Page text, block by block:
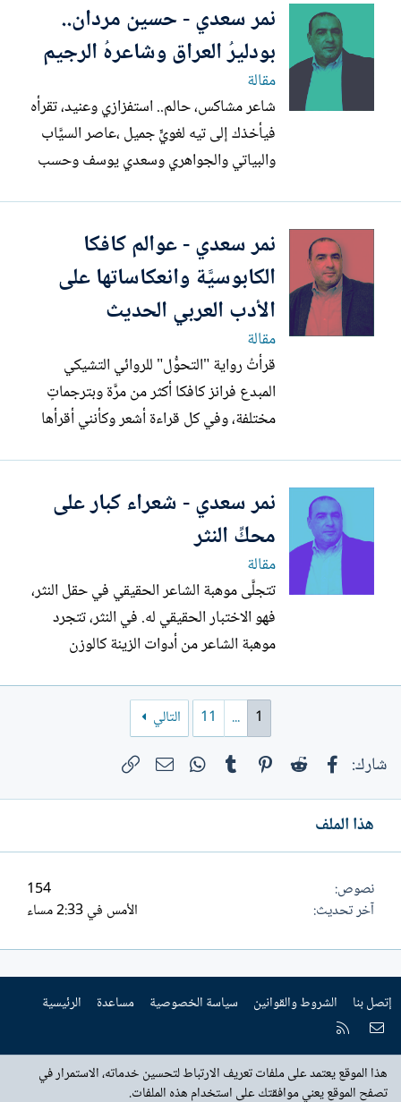
مرقَّمة بالأرقام اليونانية. منها سيرةُ الضلِّيل،
كأن قصائدي ريح، أجمل الناجيات من الحب،
سراب...
نمر سعدي - حسين مردان..
بودليرُ العراق وشاعرهُ الرجيم
مقالة
شاعر مشاكس، حالم.. استفزازي وعنيد، تقرأه
فيأخذك إلى تيه لغويٍّ جميل ،عاصر السيَّاب
والبياتي والجواهري وسعدي يوسف وحسب
وجريئة، تحركها الأشواق ويدفعها الغموض
والحب واللهفة، تميز بنثره المرَّكز الذي يأخذك
إلى سماوات القلق...
نمر سعدي - عوالم كافكا
الكابوسيَّة وانعكاساتها على
الأدب العربي الحديث
مقالة
قرأتُ رواية "التحوُّل" للروائي التشيكي
المبدع فرانز كافكا أكثر من مرَّة وبترجماتٍ
مختلفة، وفي كل قراءة أشعر وكأنني أقرأها
الروائي الكولمبي الرائع غابرييل غارسيا
ماركيز بمطلعها المدهش، وأتماهى مع ذكريات
بعيدة...
نمر سعدي - شعراء كبار على
محكِّ النثر
مقالة
تتجلَّى موهبة الشاعر الحقيقي في حقل النثر،
فهو الاختبار الحقيقي له. في النثر، تتجرد
موهبة الشاعر من أدوات الزينة كالوزن
وعمقه اللغوي والتعبيري. يحجب الوزن
والقافية أحياناً عيوب اللغة وضعف المعنى عبر
الإيقاع الموسيقي ، فيغيب المقياس الفني
الذي نحكم بواستطه على...
1
...
11 التالي
شارك: فيسبوك Reddit
Pinterest
Tumblr
WhatsAppالبريد الإلكتروني
هذا الملف
نصوص
154
آخر تحديث
الأمس في 2:33 مساء
إتصل بنا الشروط والقوانين سياسة الخصوصية مساعدة الرئيسية
إتصل بنا
هذا الموقع يعتمد على ملفات تعريف الارتباط لتحسين خدماته، الاستمرار في
تصفح الموقع يعني موافقتك على استخدام هذه الملفات.